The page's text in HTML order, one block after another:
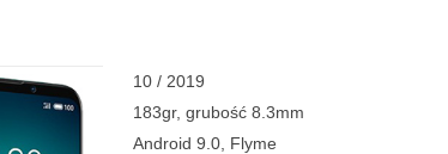
10 / 2019
183gr, grubość 8.3mm
Android 9.0, Flyme